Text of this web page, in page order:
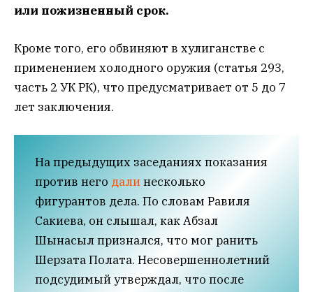
или пожизненный срок.
Кроме того, его обвиняют в хулиганстве с
применением холодного оружия (статья 293,
часть 2 УК РК), что предусматривает от 5 до 7
лет заключения.
На предыдущих заседаниях показания
против него далинесколько
фигурантов дела. По словам Равиля
Сакиева, он слышал, как Абзал
Шынасыл признался, что мог ранить
Шерзата Полата. Несовершеннолетний
подсудимый утверждал, что после